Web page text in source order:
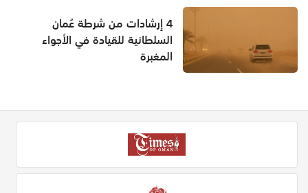
4 إرشادات من شرطة عُمان
السلطانية للقيادة في الأجواء
المغبرة